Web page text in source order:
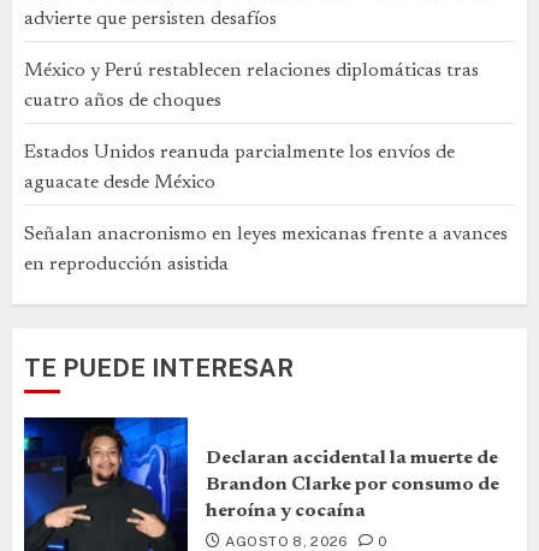
advierte que persisten desafíos
México y Perú restablecen relaciones diplomáticas tras
cuatro años de choques
Estados Unidos reanuda parcialmente los envíos de
aguacate desde México
Señalan anacronismo en leyes mexicanas frente a avances
en reproducción asistida
TE PUEDE INTERESAR
Declaran accidental la muerte de
Brandon Clarke por consumo de
heroína y cocaína
AGOSTO 8, 2026 0